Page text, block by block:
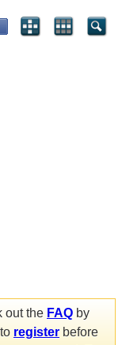
out the FAQ by
register before